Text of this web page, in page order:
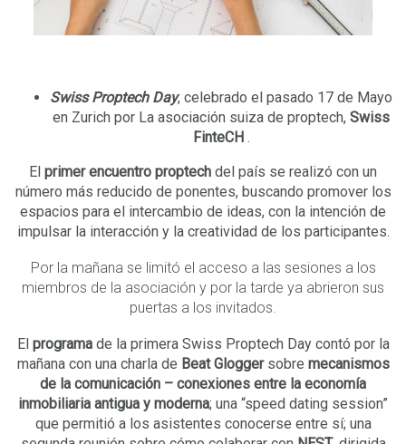
SwissProptech Day, celebrado el pasado 17 de Mayo
en Zurich por La asociación suiza de proptech, Swiss
FinteCH.
El primer encuentro proptech del país se realizó con un
número más reducido de ponentes, buscando promover los
espacios para el intercambio de ideas, con la intención de
impulsar la interacción y la creatividad de los participantes.
Por la mañana se limitó el acceso a las sesiones a los
miembros de la asociación y por la tarde ya abrieron sus
puertas a los invitados.
El programa de la primera Swiss Proptech Day contó por la
mañana con una charla de Beat Glogger sobre mecanismos
de la comunicación – conexiones entre la economía
inmobiliaria antigua y moderna; una “speed dating session”
que permitió a los asistentes conocerse entre sí; una